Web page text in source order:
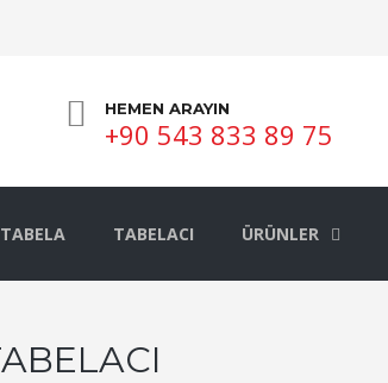
HEMEN ARAYIN
+90 543 833 89 75
TABELA TABELACI ÜRÜNLER